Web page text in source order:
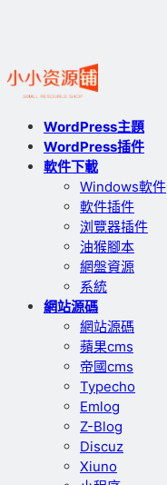
WordPress主題
WordPress插件
軟件下載
Windows軟件
軟件插件
浏覽器插件
油猴腳本
網盤資源
系統
網站源碼
網站源碼
蘋果cms
帝國cms
Typecho
Emlog
Z-Blog
Discuz
Xiuno